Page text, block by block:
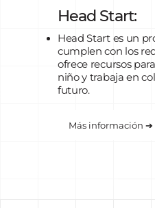
Head Start:
Head Start es un
cumplen con los
ofrece recursos
niño y trabaja en
futuro.
Más información ➔